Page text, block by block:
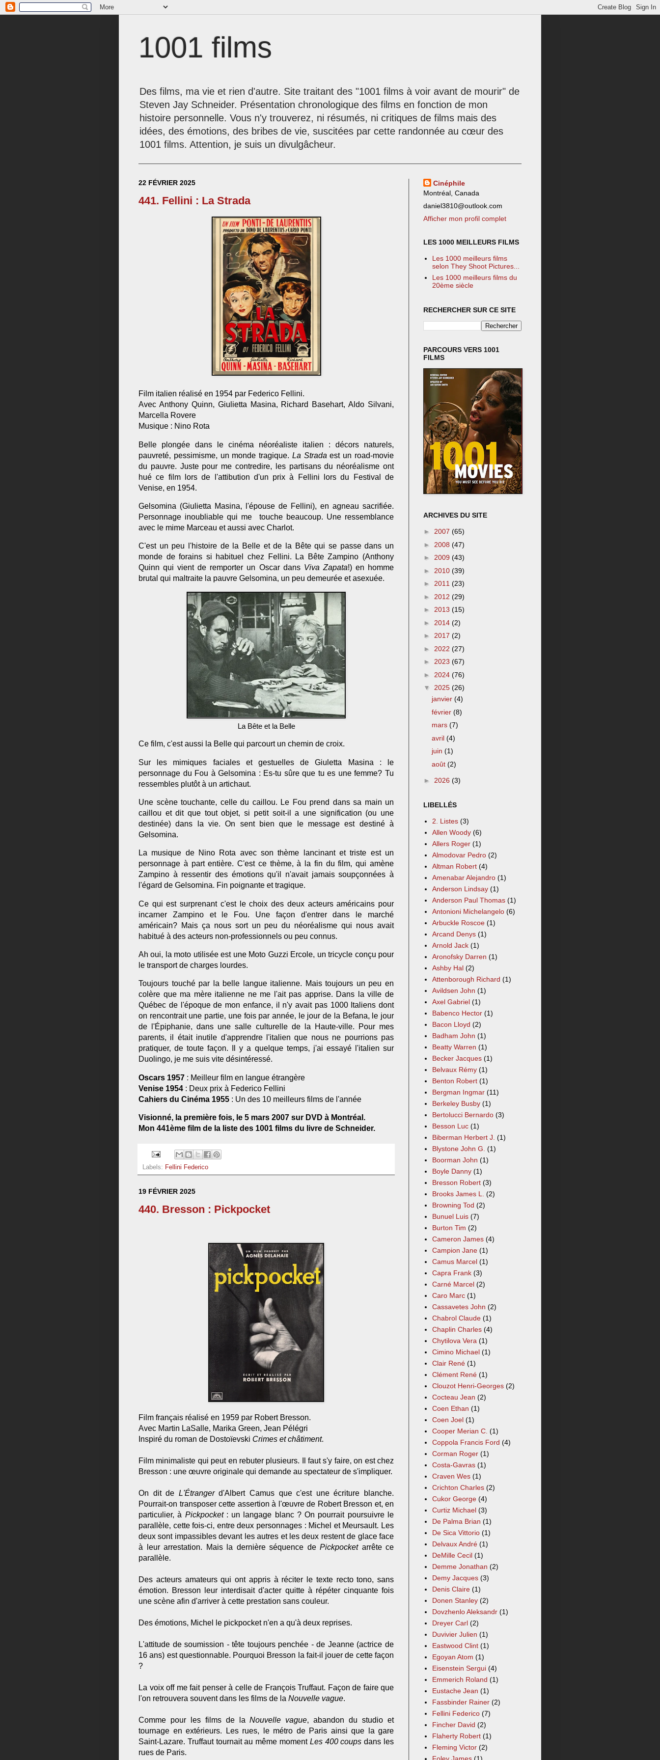
1001 films
Des films, ma vie et rien d'autre. Site traitant des "1001 films à voir avant de mourir" de
Steven Jay Schneider. Présentation chronologique des films en fonction de mon
histoire personnelle. Vous n'y trouverez, ni résumés, ni critiques de films mais des
idées, des émotions, des bribes de vie, suscitées par cette randonnée au cœur des
1001 films. Attention, je suis un divulgâcheur.
22 FÉVRIER 2025
441. Fellini : La Strada
Film italien réalisé en 1954 par Federico Fellini.
Avec Anthony Quinn, Giulietta Masina, Richard Basehart, Aldo Silvani,
Marcella Rovere
Musique : Nino Rota
Belle plongée dans le cinéma néoréaliste italien : décors naturels,
pauvreté, pessimisme, un monde tragique. La Stradaest un road-movie
du pauvre. Juste pour me contredire, les partisans du néoréalisme ont
hué ce film lors de l'attibution d'un prix à Fellini lors du Festival de
Venise, en 1954.
Gelsomina (Giulietta Masina, l'épouse de Fellini), en agneau sacrifiée.
Personnage inoubliable qui me touche beaucoup. Une ressemblance
avec le mime Marceau et aussi avec Charlot.
C'est un peu l'histoire de la Belle et de la Bête qui se passe dans un
monde de forains si habituel chez Fellini. La Bête Zampino (Anthony
Quinn qui vient de remporter un Oscar dans Viva Zapata!) en homme
brutal qui maltraite la pauvre Gelsomina, un peu demeurée et asexuée.
La Bête et la Belle
Ce film, c'est aussi la Belle qui parcourt un chemin de croix.
Sur les mimiques faciales et gestuelles de Giuletta Masina : le
personnage du Fou à Gelsomina : Es-tu sûre que tu es une femme? Tu
ressembles plutôt à un artichaut.
Une scène touchante, celle du caillou. Le Fou prend dans sa main un
caillou et dit que tout objet, si petit soit-il a une signification (ou une
destinée) dans la vie. On sent bien que le message est destiné à
Gelsomina.
La musique de Nino Rota avec son thème lancinant et triste est un
personnage à part entière. C'est ce thème, à la fin du film, qui amène
Zampino à ressentir des émotions qu'il n'avait jamais soupçonnées à
l'égard de Gelsomina. Fin poignante et tragique.
Ce qui est surprenant c'est le choix des deux acteurs américains pour
incarner Zampino et le Fou. Une façon d'entrer dans le marché
américain? Mais ça nous sort un peu du néoréalisme qui nous avait
habitué à des acteurs non-professionnels ou peu connus.
Ah oui, la moto utilisée est une Moto Guzzi Ercole, un tricycle conçu pour
le transport de charges lourdes.
Toujours touché par la belle langue italienne. Mais toujours un peu en
colère que ma mère italienne ne me l'ait pas apprise. Dans la ville de
Québec de l'époque de mon enfance, il n'y avait pas 1000 Italiens dont
on rencontrait une partie, une fois par année, le jour de la Befana, le jour
de l'Épiphanie, dans une salle culturelle de la Haute-ville. Pour mes
parents, il était inutile d'apprendre l'italien que nous ne pourrions pas
pratiquer, de toute façon. Il y a quelque temps, j'ai essayé l'italien sur
Duolingo, je me suis vite désintéressé.
Oscars 1957 : Meilleur film en langue étrangère
Venise 1954 : Deux prix à Federico Fellini
Cahiers du Cinéma 1955 : Un des 10 meilleurs films de l'année
Visionné, la première fois, le 5 mars 2007 sur DVD à Montréal.
Mon 441ème film de la liste des 1001 films du livre de Schneider.
Labels: Fellini Federico
19 FÉVRIER 2025
440. Bresson : Pickpocket
Film français réalisé en 1959 par Robert Bresson.
Avec Martin LaSalle, Marika Green, Jean Pélégri
Inspiré du roman de Dostoïevski Crimes et châtiment.
Film minimaliste qui peut en rebuter plusieurs. Il faut s'y faire, on est chez
Bresson : une œuvre originale qui demande au spectateur de s'impliquer.
On dit de L'Étrangerd'Albert Camus que c'est une écriture blanche.
Pourrait-on transposer cette assertion à l'œuvre de Robert Bresson et, en
particulier, à Pickpocket: un langage blanc ? On pourrait poursuivre le
parallèle, cette fois-ci, entre deux personnages : Michel et Meursault. Les
deux sont impassibles devant les autres et les deux restent de glace face
à leur arrestation. Mais la dernière séquence de Pickpocketarrête ce
parallèle.
Des acteurs amateurs qui ont appris à réciter le texte recto tono, sans
émotion. Bresson leur interdisait d'acter quitte à répéter cinquante fois
une scène afin d'arriver à cette prestation sans couleur.
Des émotions, Michel le pickpocket n'en a qu'à deux reprises.
L'attitude de soumission - tête toujours penchée - de Jeanne (actrice de
16 ans) est questionnable. Pourquoi Bresson la fait-il jouer de cette façon
?
La voix off me fait penser à celle de François Truffaut. Façon de faire que
l'on retrouvera souvent dans les films de la Nouvelle vague.
Comme pour les films de laNouvelle vague, abandon du studio et
tournage en extérieurs. Les rues, le métro de Paris ainsi que la gare
Saint-Lazare. Truffaut tournait au même moment Les 400 coupsdans les
rues de Paris.
Cinéphile
Montréal, Canada
daniel3810@outlook.com
Afficher mon profil complet
LES 1000 MEILLEURS FILMS
Les 1000 meilleurs films
selon They Shoot Pictures...
Les 1000 meilleurs films du
20ème siècle
RECHERCHER SUR CE SITE
PARCOURS VERS 1001
FILMS
ARCHIVES DU SITE
► 2007 (65)
► 2008 (47)
► 2009 (43)
► 2010 (39)
► 2011 (23)
► 2012 (29)
► 2013 (15)
► 2014 (2)
► 2017 (2)
► 2022 (27)
► 2023 (67)
► 2024 (76)
▼ 2025 (26)
janvier (4)
février (8)
mars (7)
avril (4)
juin (1)
août (2)
► 2026 (3)
LIBELLÉS
2. Listes (3)
Allen Woody (6)
Allers Roger (1)
Almodovar Pedro (2)
Altman Robert (4)
Amenabar Alejandro (1)
Anderson Lindsay (1)
Anderson Paul Thomas (1)
Antonioni Michelangelo (6)
Arbuckle Roscoe (1)
Arcand Denys (1)
Arnold Jack (1)
Aronofsky Darren (1)
Ashby Hal (2)
Attenborough Richard (1)
Avildsen John (1)
Axel Gabriel (1)
Babenco Hector (1)
Bacon Lloyd (2)
Badham John (1)
Beatty Warren (1)
Becker Jacques (1)
Belvaux Rémy (1)
Benton Robert (1)
Bergman Ingmar (11)
Berkeley Busby (1)
Bertolucci Bernardo (3)
Besson Luc (1)
Biberman Herbert J. (1)
Blystone John G. (1)
Boorman John (1)
Boyle Danny (1)
Bresson Robert (3)
Brooks James L. (2)
Browning Tod (2)
Bunuel Luis (7)
Burton Tim (2)
Cameron James (4)
Campion Jane (1)
Camus Marcel (1)
Capra Frank (3)
Carné Marcel (2)
Caro Marc (1)
Cassavetes John (2)
Chabrol Claude (1)
Chaplin Charles (4)
Chytilova Vera (1)
Cimino Michael (1)
Clair René (1)
Clément René (1)
Clouzot Henri-Georges (2)
Cocteau Jean (2)
Coen Ethan (1)
Coen Joel (1)
Cooper Merian C. (1)
Coppola Francis Ford (4)
Corman Roger (1)
Costa-Gavras (1)
Craven Wes (1)
Crichton Charles (2)
Cukor George (4)
Curtiz Michael (3)
De Palma Brian (1)
De Sica Vittorio (1)
Delvaux André (1)
DeMille Cecil (1)
Demme Jonathan (2)
Demy Jacques (3)
Denis Claire (1)
Donen Stanley (2)
Dovzhenlo Aleksandr (1)
Dreyer Carl (2)
Duvivier Julien (1)
Eastwood Clint (1)
Egoyan Atom (1)
Eisenstein Sergui (4)
Emmerich Roland (1)
Eustache Jean (1)
Fassbinder Rainer (2)
Fellini Federico (7)
Fincher David (2)
Flaherty Robert (1)
Fleming Victor (2)